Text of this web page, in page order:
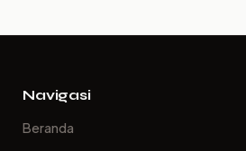
Navigasi
Beranda